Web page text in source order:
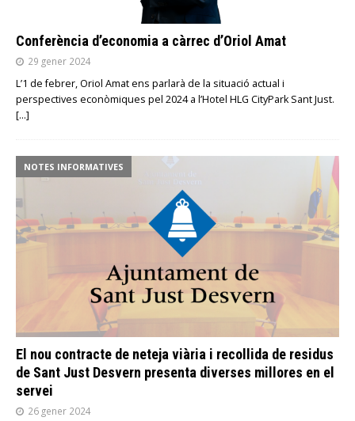
Conferència d’economia a càrrec d’Oriol Amat
29 gener 2024
L’1 de febrer, Oriol Amat ens parlarà de la situació actual i
perspectives econòmiques pel 2024 a l’Hotel HLG CityPark Sant Just.
[…]
NOTES INFORMATIVES
El nou contracte de neteja viària i recollida de residus
de Sant Just Desvern presenta diverses millores en el
servei
26 gener 2024